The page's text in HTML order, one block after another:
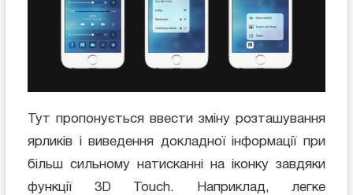
Тут пропонується ввести зміну розташування
ярликів і виведення докладної інформації при
більш сильному натисканні на іконку завдяки
функції 3D Touch. Наприклад, легке